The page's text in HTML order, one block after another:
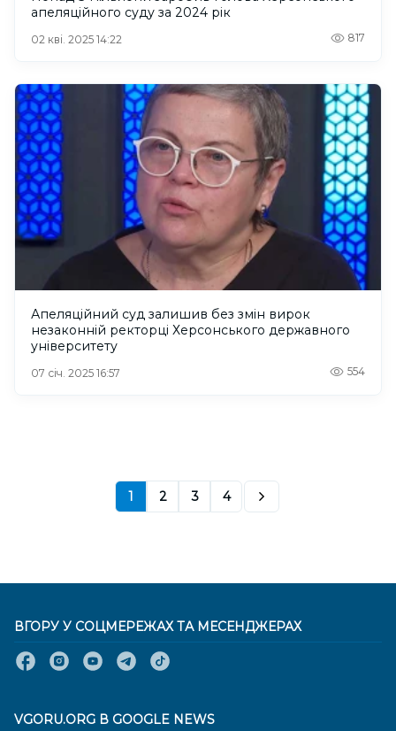
апеляційного суду за 2024 рік
02 кві. 2025 14:22 817
Апеляційний суд залишив без змін вирок
незаконній ректорці Херсонського державного
університету
07 січ. 2025 16:57 554
1 2 3 4
ВГОРУ У СОЦМЕРЕЖАХ ТА МЕСЕНДЖЕРАХ
VGORU.ORG В GOOGLE NEWS